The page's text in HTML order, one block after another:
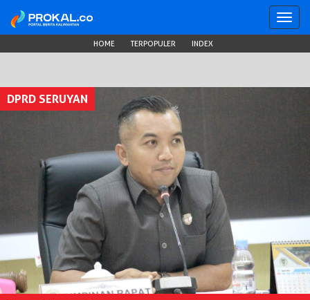
HOME TERPOPULER INDEX
DPRD SERUYAN